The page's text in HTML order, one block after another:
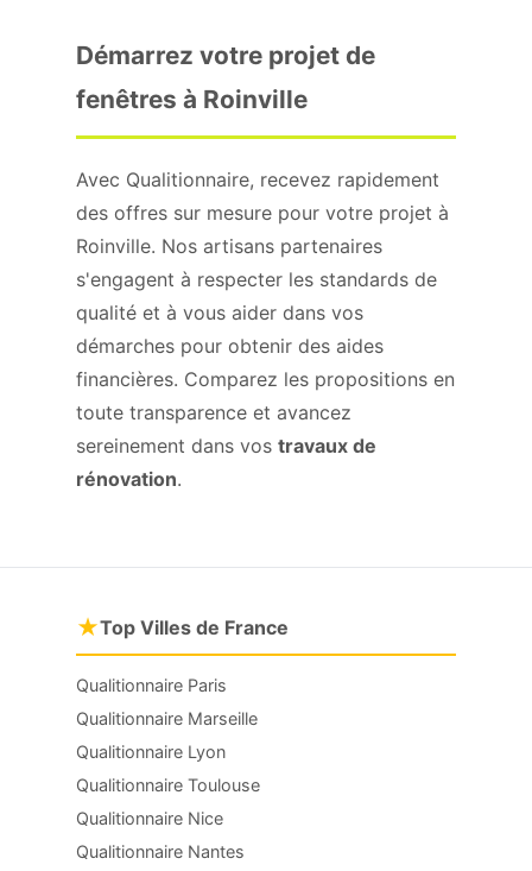
Démarrez votre projet de
fenêtres à Roinville
Avec Qualitionnaire, recevez rapidement
des offres sur mesure pour votre projet à
Roinville. Nos artisans partenaires
s'engagent à respecter les standards de
qualité et à vous aider dans vos
démarches pour obtenir des aides
financières. Comparez les propositions en
toute transparence et avancez
sereinement dans vos travaux de
rénovation.
★Top Villes de France
Qualitionnaire Paris
Qualitionnaire Marseille
Qualitionnaire Lyon
Qualitionnaire Toulouse
Qualitionnaire Nice
Qualitionnaire Nantes